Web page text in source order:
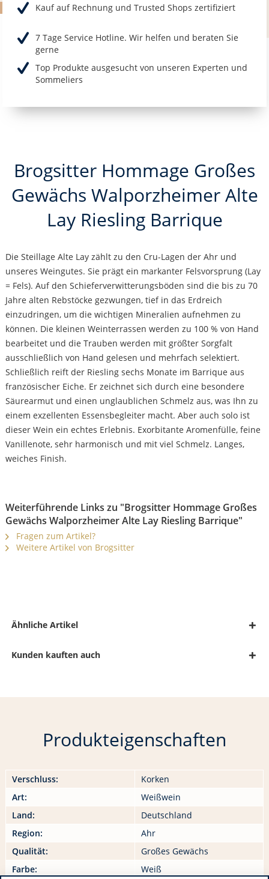
Kauf auf Rechnung und Trusted Shops zertifiziert
7 Tage Service Hotline. Wir helfen und beraten Sie
gerne
Top Produkte ausgesucht von unseren Experten und
Sommeliers
Brogsitter Hommage Großes
Gewächs Walporzheimer Alte
Lay Riesling Barrique
Die Steillage Alte Lay zählt zu den Cru-Lagen der Ahr und
unseres Weingutes. Sie prägt ein markanter Felsvorsprung (Lay
= Fels). Auf den Schieferverwitterungsböden sind die bis zu 70
Jahre alten Rebstöcke gezwungen, tief in das Erdreich
einzudringen, um die wichtigen Mineralien aufnehmen zu
können. Die kleinen Weinterrassen werden zu 100 % von Hand
bearbeitet und die Trauben werden mit größter Sorgfalt
ausschließlich von Hand gelesen und mehrfach selektiert.
Schließlich reift der Riesling sechs Monate im Barrique aus
französischer Eiche. Er zeichnet sich durch eine besondere
Säurearmut und einen unglaublichen Schmelz aus, was Ihn zu
einem exzellenten Essensbegleiter macht. Aber auch solo ist
dieser Wein ein echtes Erlebnis. Exorbitante Aromenfülle, feine
Vanillenote, sehr harmonisch und mit viel Schmelz. Langes,
weiches Finish.
Weiterführende Links zu "Brogsitter Hommage Großes
Gewächs Walporzheimer Alte Lay Riesling Barrique"
Fragen zum Artikel?
Weitere Artikel von Brogsitter
Ähnliche Artikel
Kunden kauften auch
Produkteigenschaften
Verschluss:
Korken
Art:
Weißwein
Land:
Deutschland
Region:
Ahr
Qualität:
Großes Gewächs
Farbe:
Weiß